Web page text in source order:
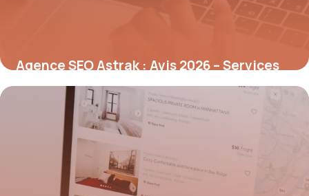
Agence SEO Astrak : Avis 2026 – Services
Référencement
8 juillet 2026